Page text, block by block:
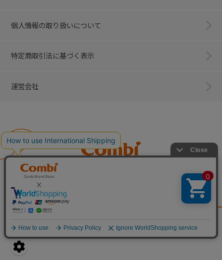
個人情報の取り扱いについて
特定商取引法に基づく表示
運営会社
All Right Reserved. Copyright © Combi Corporation.